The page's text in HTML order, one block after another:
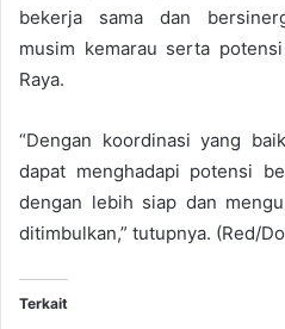
bekerja sama dan
musim kemarau serta
Raya.
“Dengan koordinasi yang
dapat menghadapi potensi
dengan lebih siap dan
ditimbulkan,” tutupnya. (Red/
Terkait